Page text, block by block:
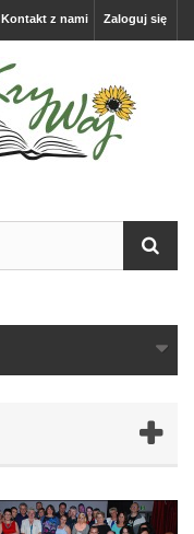
Zaloguj się
Kontakt z nami